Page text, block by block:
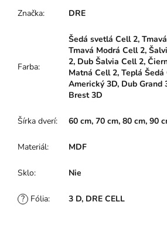
Značka: DRE
Farba:
Šedá svetlá Cell 2,
Tmavá Modrá Cell 2,
2, Dub Šalvia Cell 2,
Matná Cell 2, Teplá
Americký 3D, Dub Grand
Brest 3D
Šírka dverí: 60 cm, 70 cm, 80 cm, 90
Materiál: MDF
Sklo: Nie
? Fólia: 3 D, DRE CELL